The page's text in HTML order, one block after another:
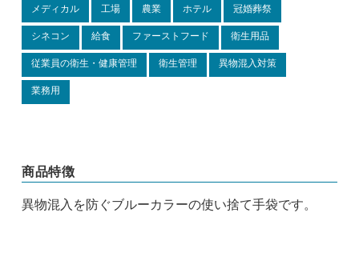
メディカル 工場 農業 ホテル 冠婚葬祭
シネコン 給食 ファーストフード 衛生用品
従業員の衛生・健康管理 衛生管理 異物混入対策
業務用
商品特徴
異物混入を防ぐブルーカラーの使い捨て手袋です。